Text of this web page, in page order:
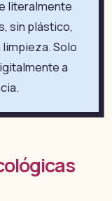
literalmente
sin plástico,
Solo
a